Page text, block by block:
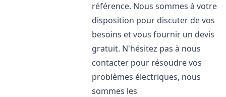
référence. Nous sommes à votre
disposition pour discuter de vos
besoins et vous fournir un devis
gratuit. N'hésitez pas à nous
contacter pour résoudre vos
problèmes électriques, nous
sommes les